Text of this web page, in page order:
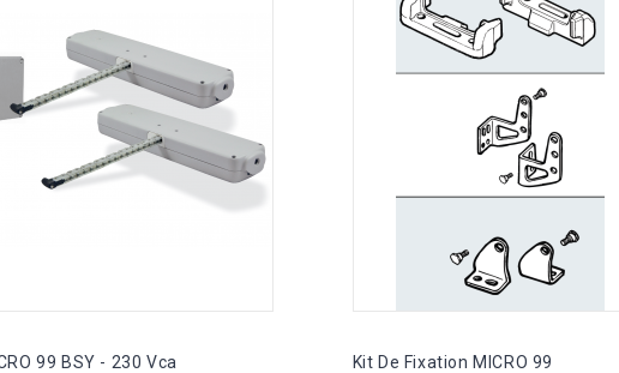
99 BSY - 230 Vca
Kit De Fixation MICRO 99